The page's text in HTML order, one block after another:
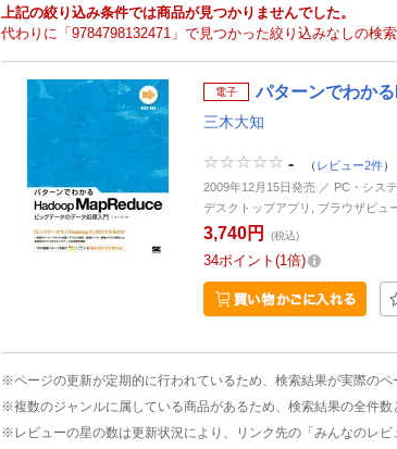
上記の絞り込み条件では商品が見つかりませんでした。
代わりに「9784798132471」で見つかった絞り込みなしの検
電子 パターンでわか
三木大知
- （ レビュー2件）
2009年12月15日発売 ／ PC・シス
デスクトップアプリ, ブラウザビュ
3,740円 (税込)
34ポイント 1倍
※ページの更新が定期的に行われているため、検索結果が実際の
※複数のジャンルに属している商品があるため、検索結果の全件数
※レビューの星の数は更新状況により、リンク先の「みんなのレ